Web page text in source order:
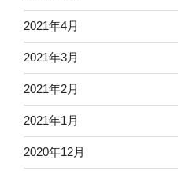
2021年4月
2021年3月
2021年2月
2021年1月
2020年12月